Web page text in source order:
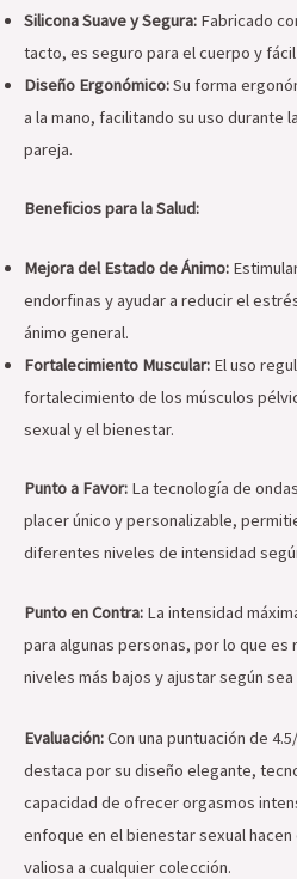
Silicona Suave y Segura: Fabricado
tacto, es seguro para el cuerpo y
Diseño Ergonómico:Su forma
a la mano, facilitando su uso durante
pareja.
Beneficios para la Salud:
Mejora del Estado de Ánimo:
endorfinas y ayudar a reducir el
ánimo general.
Fortalecimiento Muscular: El uso
fortalecimiento de los músculos
sexual y el bienestar.
Punto a Favor: La tecnología de
placer único y personalizable,
diferentes niveles de intensidad
Punto en Contra: La intensidad
para algunas personas, por lo que
niveles más bajos y ajustar según
Evaluación:Con una puntuación de
destaca por su diseño elegante,
capacidad de ofrecer orgasmos
enfoque en el bienestar sexual
valiosa a cualquier colección.